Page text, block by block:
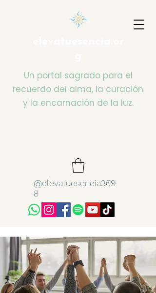
Un portal sagrado para el
recuerdo del alma, la curación
y la encarnación de la luz.
@elevatuesencia369
8